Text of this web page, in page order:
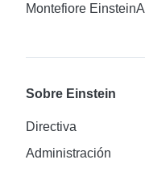
Montefiore Einstein
Sobre Einstein
Directiva
Administración